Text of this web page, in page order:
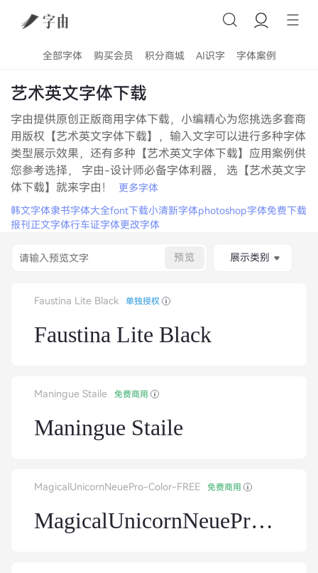
全部字体 购买会员 积分商城 AI识字 字体案例
艺术英文字体下载
字由提供原创正版商用字体下载，小编精心为您挑选多套商
用版权【艺术英文字体下载】，输入文字可以进行多种字体
类型展示效果，还有多种【艺术英文字体下载】应用案例供
您参考选择， 字由-设计师必备字体利器， 选【艺术英文字
体下载】就来字由！
更多字体
韩文字体隶书字体大全font下载小清新字体photoshop字体免费下载
报刊正文字体行车证字体更改字体
预览 展示类别
Faustina Lite Black 单独授权
Faustina Lite Black
Maningue Staile 免费商用
Maningue Staile
MagicalUnicornNeuePro-Color-FREE 免费商用
MagicalUnicornNeuePro-Color-FREE